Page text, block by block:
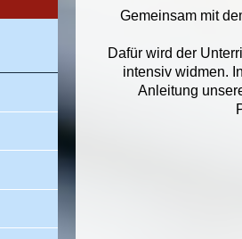
Gemeinsam mit
Dafür wird der
intensiv widmen.
Anleitung